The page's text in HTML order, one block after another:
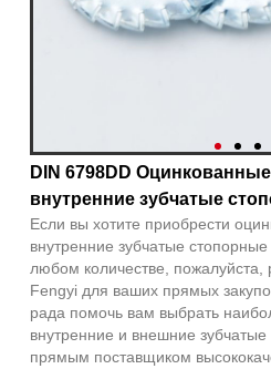
DIN 6798DD
внутренние зубчатые
Если вы хотите приобрести
внутренние зубчатые
любом количестве, пожалуйста,
Fengyi для ваших прямых
рада помочь вам выбрать
внутренние и внешние
прямым поставщиком